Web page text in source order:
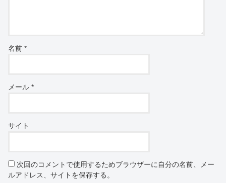
名前*
メール*
サイト
次回のコメントで使用するためブラウザーに自分の名前、メー
ルアドレス、サイトを保存する。